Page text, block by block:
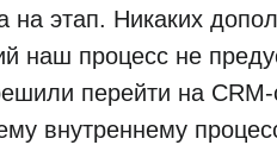
на этап. Никаких
наш процесс не
перейти на CRM-
внутреннему